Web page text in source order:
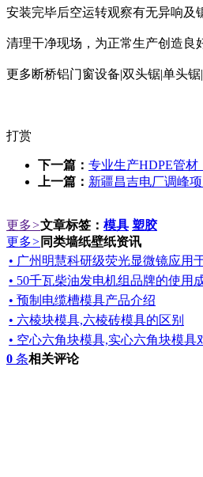
安装完毕后空运转观察有无异响及
清理干净现场，为正常生产创造良
更多断桥铝门窗设备|双头锯|单头
打赏
下一篇： 专业生产HDPE管材
上一篇： 新疆昌吉电厂调峰
更多>文章标签： 模具 塑胶
更多> 同类墙纸壁纸资讯
• 广州明慧科研级荧光显微镜应用
• 50千瓦柴油发电机组品牌的使用
• 预制电缆槽模具产品介绍
• 六棱块模具,六棱砖模具的区别
• 空心六角块模具,实心六角块模具
0 条相关评论